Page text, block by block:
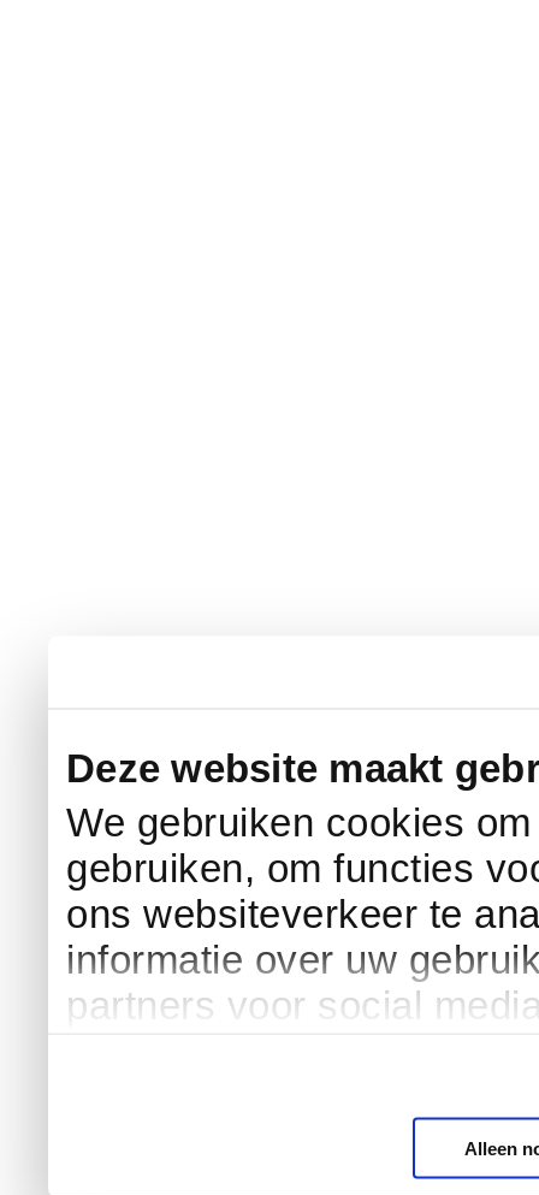
Deze website maakt
We gebruiken cookies
gebruiken, om functies
ons websiteverkeer te
informatie over uw
partners voor social
Alleen